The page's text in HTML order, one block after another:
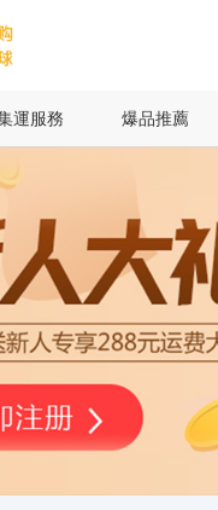
運服務 爆品推薦